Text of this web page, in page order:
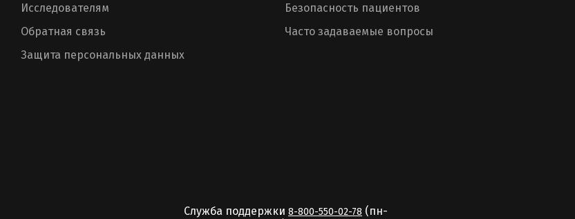
Исследователям
Обратная связь
Защита персональных данных
Безопасность пациентов
Часто задаваемые вопросы
Служба поддержки 8-800-550-02-78 (пн-